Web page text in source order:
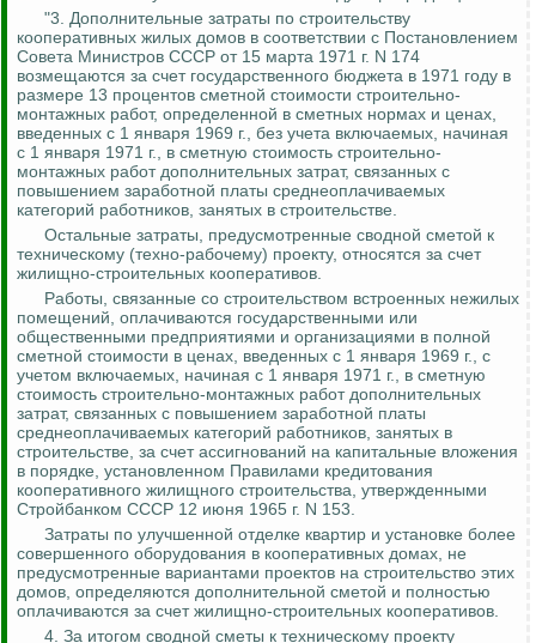
"3. Дополнительные затраты по строительству
кооперативных жилых домов в соответствии с Постановлением
Совета Министров СССР от 15 марта 1971 г. N 174
возмещаются за счет государственного бюджета в 1971 году в
размере 13 процентов сметной стоимости строительно-
монтажных работ, определенной в сметных нормах и ценах,
введенных с 1 января 1969 г., без учета включаемых, начиная
с 1 января 1971 г., в сметную стоимость строительно-
монтажных работ дополнительных затрат, связанных с
повышением заработной платы среднеоплачиваемых
категорий работников, занятых в строительстве.
Остальные затраты, предусмотренные сводной сметой к
техническому (техно-рабочему) проекту, относятся за счет
жилищно-строительных кооперативов.
Работы, связанные со строительством встроенных нежилых
помещений, оплачиваются государственными или
общественными предприятиями и организациями в полной
сметной стоимости в ценах, введенных с 1 января 1969 г., с
учетом включаемых, начиная с 1 января 1971 г., в сметную
стоимость строительно-монтажных работ дополнительных
затрат, связанных с повышением заработной платы
среднеоплачиваемых категорий работников, занятых в
строительстве, за счет ассигнований на капитальные вложения
в порядке, установленном Правилами кредитования
кооперативного жилищного строительства, утвержденными
Стройбанком СССР 12 июня 1965 г. N 153.
Затраты по улучшенной отделке квартир и установке более
совершенного оборудования в кооперативных домах, не
предусмотренные вариантами проектов на строительство этих
домов, определяются дополнительной сметой и полностью
оплачиваются за счет жилищно-строительных кооперативов.
4. За итогом сводной сметы к техническому проекту